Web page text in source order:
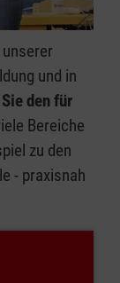
und in
den für
Bereiche
zu den
- praxisnah